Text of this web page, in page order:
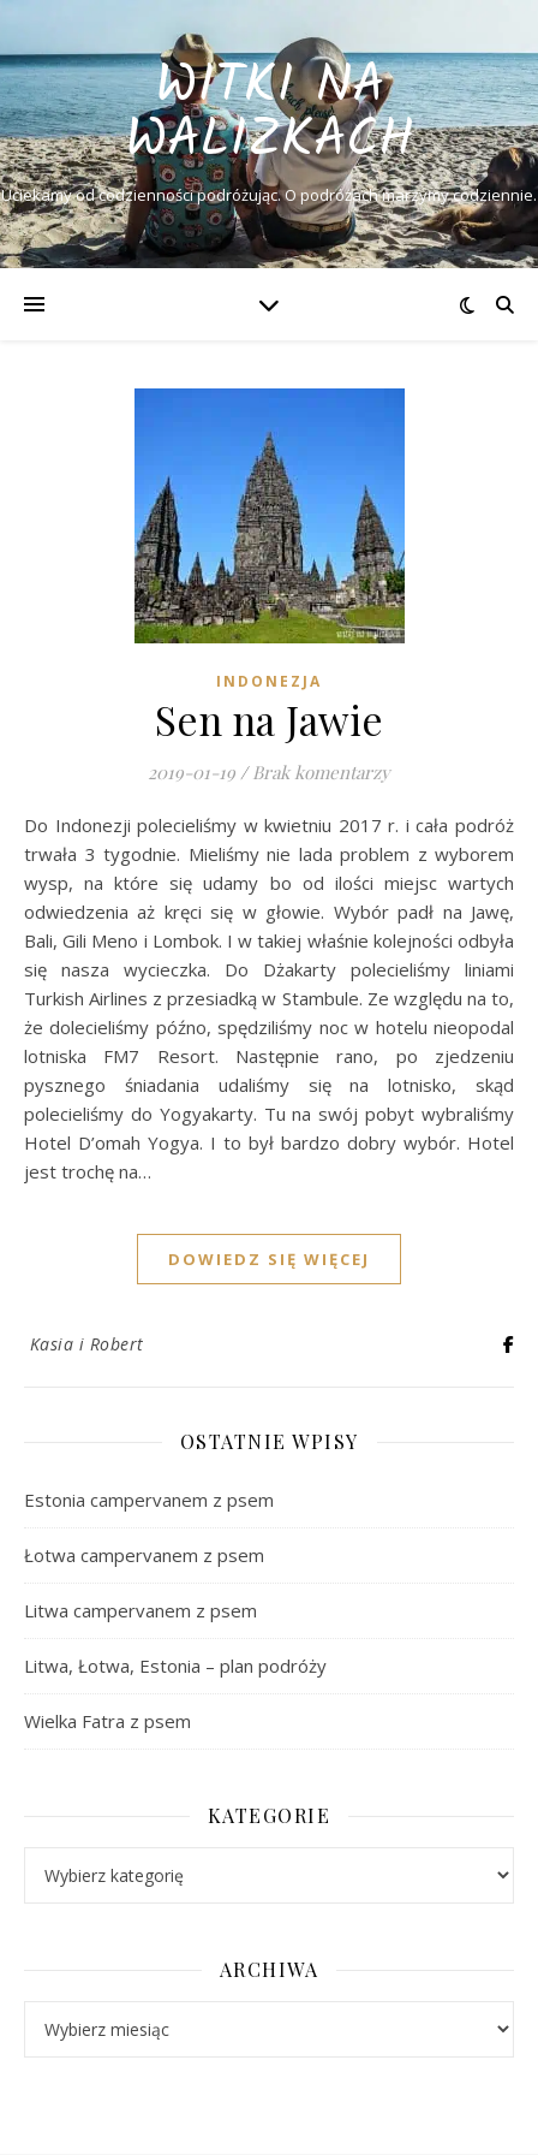
WITKI NA
WALIZKACH
Uciekamy od codzienności podróżując. O podróżach marzymy codziennie.
INDONEZJA
Sen na Jawie
2019-01-19 / Brak komentarzy
Do Indonezji polecieliśmy w kwietniu 2017 r. i cała podróż
trwała 3 tygodnie. Mieliśmy nie lada problem z wyborem
wysp, na które się udamy bo od ilości miejsc wartych
odwiedzenia aż kręci się w głowie. Wybór padł na Jawę,
Bali, Gili Meno i Lombok. I w takiej właśnie kolejności odbyła
się nasza wycieczka. Do Dżakarty polecieliśmy liniami
Turkish Airlines z przesiadką w Stambule. Ze względu na to,
że dolecieliśmy późno, spędziliśmy noc w hotelu nieopodal
lotniska FM7 Resort. Następnie rano, po zjedzeniu
pysznego śniadania udaliśmy się na lotnisko, skąd
polecieliśmy do Yogyakarty. Tu na swój pobyt wybraliśmy
Hotel D’omah Yogya. I to był bardzo dobry wybór. Hotel
jest trochę na…
DOWIEDZ SIĘ WIĘCEJ
Kasia i Robert
OSTATNIE WPISY
Estonia campervanem z psem
Łotwa campervanem z psem
Litwa campervanem z psem
Litwa, Łotwa, Estonia – plan podróży
Wielka Fatra z psem
KATEGORIE
ARCHIWA